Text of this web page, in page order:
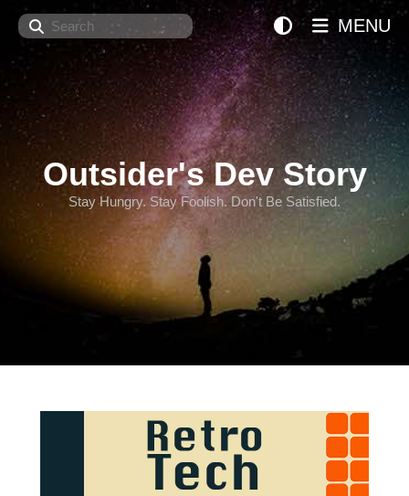
Search
Outsider's Dev Story
Stay Hungry. Stay Foolish. Don't Be Satisfied.
MENU